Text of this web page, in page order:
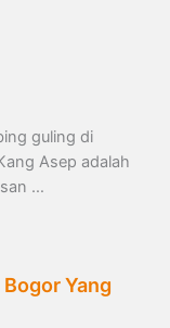
guling di
Asep adalah
…
Yang